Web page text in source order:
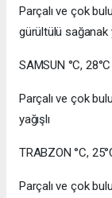
Parçalı ve çok
gürültülü sağanak
SAMSUN °C, 28°C
Parçalı ve çok
yağışlı
TRABZON °C,
Parçalı ve çok